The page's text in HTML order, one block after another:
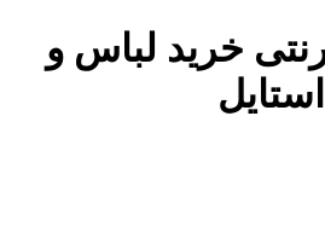
خرید لباس و